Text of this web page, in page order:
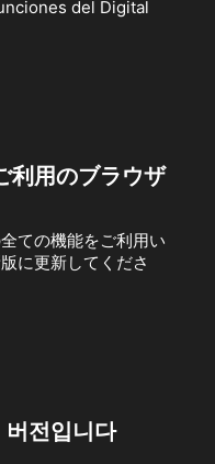
del Digital
利用のブラウザ
ての機能をご利用い
に更新してくださ
버전입니다